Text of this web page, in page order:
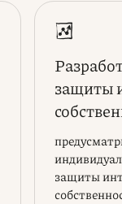
защиты
защиты